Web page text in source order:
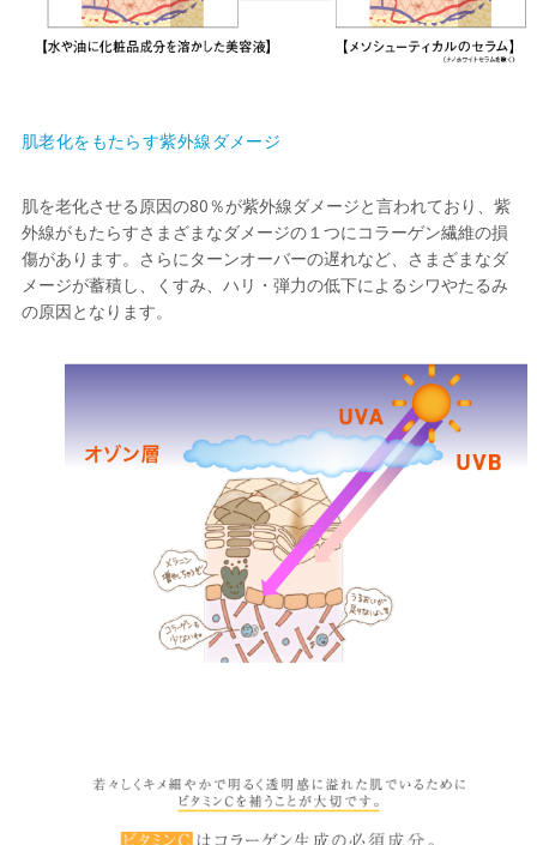
肌老化をもたらす紫外線ダメージ
肌を老化させる原因の80％が紫外線ダメージと言われており、紫
外線がもたらすさまざまなダメージの１つにコラーゲン繊維の損
傷があります。さらにターンオーバーの遅れなど、さまざまなダ
メージが蓄積し、くすみ、ハリ・弾力の低下によるシワやたるみ
の原因となります。